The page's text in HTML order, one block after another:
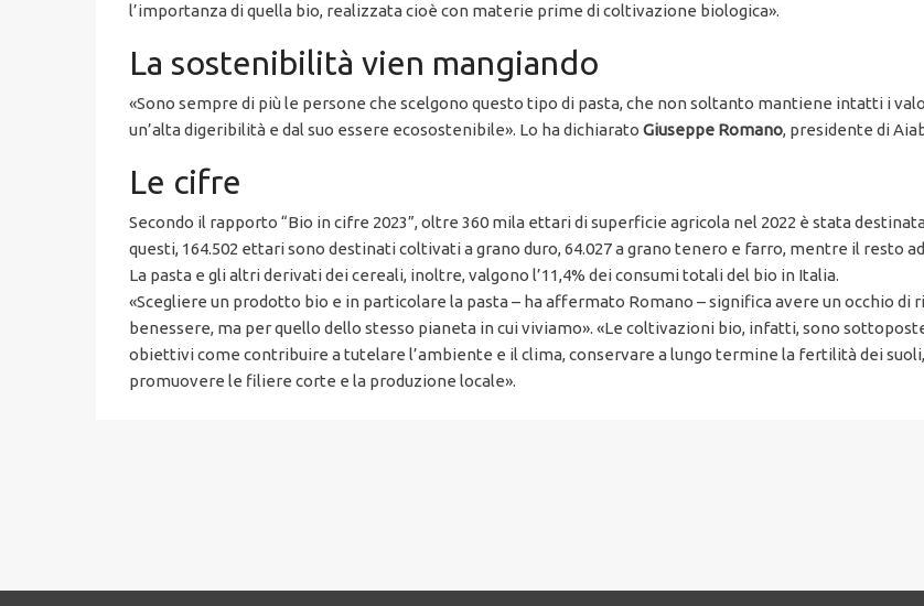
l’importanza di quella bio, realizzata cioè con materie prime di coltivazione biologica».
La sostenibilità vien mangiando
«Sono sempre di più le persone che scelgono questo tipo di pasta, che non soltanto mantiene intatti i
un’alta digeribilità e dal suo essere ecosostenibile». Lo ha dichiarato Giuseppe Romano, presidente di
Le cifre
Secondo il rapporto “Bio in cifre 2023”, oltre 360 mila ettari di superficie agricola nel 2022 è stata
questi, 164.502 ettari sono destinati coltivati a grano duro, 64.027 a grano tenero e farro, mentre il resto
La pasta e gli altri derivati dei cereali, inoltre, valgono l’11,4% dei consumi totali del bio in Italia.
«Scegliere un prodotto bio e in particolare la pasta – ha affermato Romano – significa avere un occhio
benessere, ma per quello dello stesso pianeta in cui viviamo». «Le coltivazioni bio, infatti, sono
obiettivi come contribuire a tutelare l’ambiente e il clima, conservare a lungo termine la fertilità dei
promuovere le filiere corte e la produzione locale».